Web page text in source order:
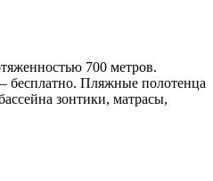
700 метров.
бесплатно. Пляжные полотенца
зонтики, матрасы,